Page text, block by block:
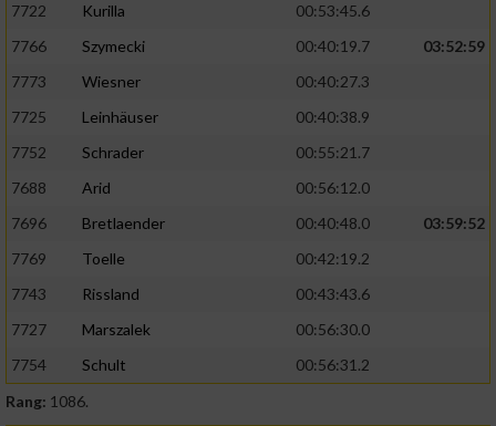
7722
Kurilla
00:53:45.6
7766
Szymecki 00:40:19.7
03:52:59
7773
Wiesner
00:40:27.3
7725
Leinhäuser
00:40:38.9
7752
Schrader
00:55:21.7
7688
Arid
00:56:12.0
7696
Bretlaender 00:40:48.0
03:59:52
7769
Toelle
00:42:19.2
7743
Rissland
00:43:43.6
7727
Marszalek
00:56:30.0
7754
Schult
00:56:31.2
Rang: 1086.